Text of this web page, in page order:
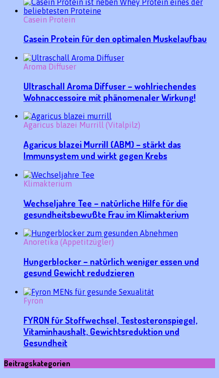
Casein Protein
Casein Protein für den optimalen Muskelaufbau
Aroma Diffuser
Ultraschall Aroma Diffuser – wohlriechendes
Wohnaccessoire mit phänomenaler Wirkung!
Agaricus blazei Murrill (Vitalpilz)
Agaricus blazei Murrill (ABM) – stärkt das
Immunsystem und wirkt gegen Krebs
Klimakterium
Wechseljahre Tee – natürliche Hilfe für die
gesundheitsbewußte Frau im Klimakterium
Anoretika (Appetitzügler)
Hungerblocker – natürlich weniger essen und
gesund Gewicht redudzieren
Fyron
FYRON für Stoffwechsel, Testosteronspiegel,
Vitaminhaushalt, Gewichtsreduktion und
Gesundheit
Beitragskategorien